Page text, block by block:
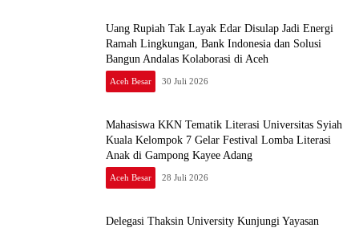
Uang Rupiah Tak Layak Edar Disulap Jadi Energi
Ramah Lingkungan, Bank Indonesia dan Solusi
Bangun Andalas Kolaborasi di Aceh
Aceh Besar 30 Juli 2026
Mahasiswa KKN Tematik Literasi Universitas Syiah
Kuala Kelompok 7 Gelar Festival Lomba Literasi
Anak di Gampong Kayee Adang
Aceh Besar 28 Juli 2026
Delegasi Thaksin University Kunjungi Yayasan